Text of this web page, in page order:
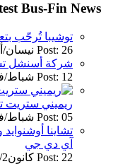
Bus-Fin News
توشيبا تُرحّب
Post: 26 نيسان/أبريل 2018
شركة أسنشل
Post: 12 شباط/فبراير 2017
ريميني ستريت
Post: 05 شباط/فبراير 2017
تشاينا
آي دي جي
Post: 22 كانون2/يناير 2017